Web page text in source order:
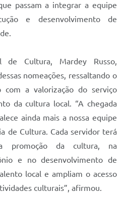
passam a integrar a equipe
e desenvolvimento de
de Cultura, Mardey Russo,
nomeações, ressaltando o
com a valorização do serviço
da cultura local. “A chegada
ainda mais a nossa equipe
de Cultura. Cada servidor terá
promoção da cultura, na
e no desenvolvimento de
local e ampliam o acesso
culturais”, afirmou.